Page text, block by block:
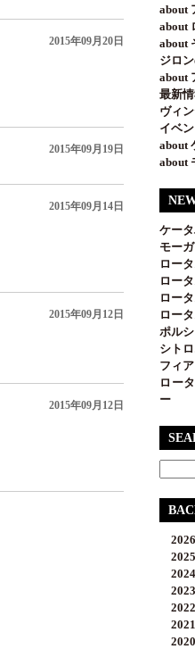
2015年09月20日
2015年09月19日
2015年09月14日
2015年09月12日
2015年09月12日
about
about
about
ジロ
about
最新
ヴィ
イベ
about
about
ケー
モー
ロー
ロー
ロー
ロー
ポル
シト
フィ
ロー
ー